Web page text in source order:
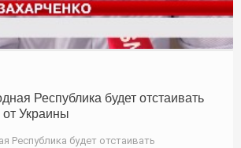
Республика будет отстаивать
от Украины
Республика будет отстаивать